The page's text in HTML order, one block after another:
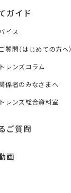
ガイド
イス
質問（はじめての方へ）
レンズコラム
係者のみなさまへ
レンズ総合資料室
ご質問
画